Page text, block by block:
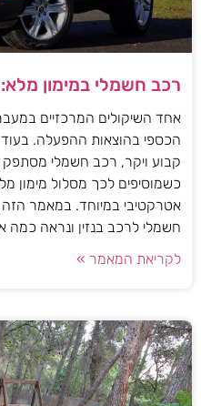
רכב חשמלי במימון
אחד השיקולים המרכזיים
הכספי בהוצאות ההפעלה. בעוד
קבוע ויקר, רכב חשמלי מסתפק
כשמוסיפים לכך מסלול מימון
אטרקטיבי במיוחד. במאמר הזה
חשמלי לרכב בנזין ונראה כמה
לקריאת המאמר »